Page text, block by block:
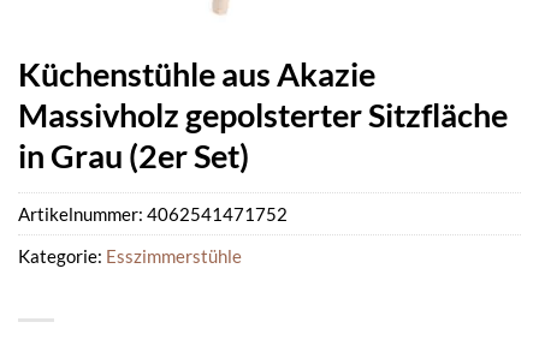
Küchenstühle aus Akazie
Massivholz gepolsterter Sitzfläche
in Grau (2er Set)
Artikelnummer: 4062541471752
Kategorie: Esszimmerstühle